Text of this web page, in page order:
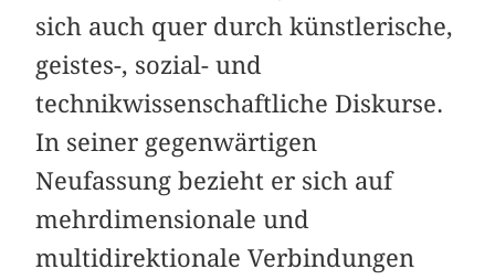
sich auch quer durch künstlerische,
geistes-, sozial- und
technikwissenschaftliche Diskurse.
In seiner gegenwärtigen
Neufassung bezieht er sich auf
mehr­dimensionale und
multidirektionale Verbindungen